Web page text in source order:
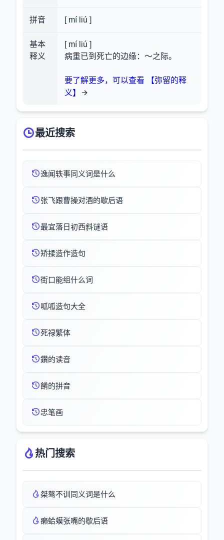
拼音 [ mí liú ]
基本
释义
[ mí liú ]
病重已到死亡的边缘：～之际。
要了解更多，可以查看 【弥留的释
义】
最近搜索
逸闻轶事同义词是什么
张飞跟曹操对酒的歇后语
最宜落日初西斜谜语
矫揉造作造句
街口能组什么词
呱呱造句大全
死禄繁体
鑽的读音
餚的拼音
忠笔画
热门搜索
桀骜不训同义词是什么
癞蛤蟆张嘴的歇后语